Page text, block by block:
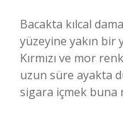
Bacakta kılcal
yüzeyine yakın bir
Kırmızı ve mor
uzun süre ayakta
sigara içmek buna